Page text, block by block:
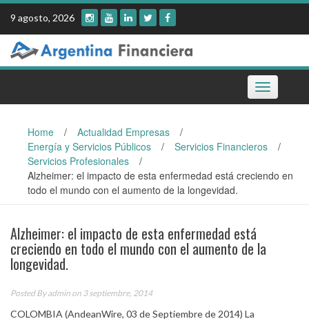
Skip
content
9 agosto, 2026
Toggle
navigation
Home / Actualidad Empresas
/
Energía y Servicios Públicos
/ Servicios Financieros
/
Servicios Profesionales
/
Alzheimer: el impacto de esta enfermedad está creciendo en
todo el mundo con el aumento de la longevidad.
Alzheimer: el impacto de esta enfermedad está
creciendo en todo el mundo con el aumento de la
longevidad.
Posted Byadmin on 3 septiembre, 2014
COLOMBIA (AndeanWire, 03 de Septiembre de 2014) La